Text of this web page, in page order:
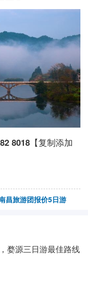
8018 【复制添加
昌旅游团报价5日游
婺源三日游最佳路线